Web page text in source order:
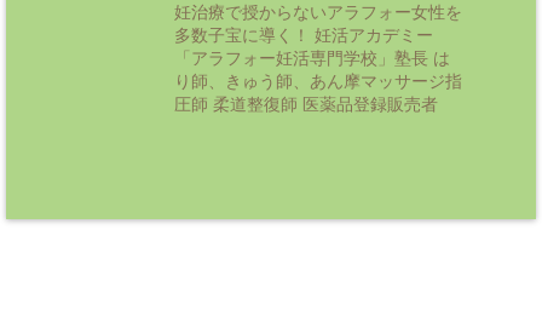
妊治療で授からないアラフォー女性を
多数子宝に導く！ 妊活アカデミー
「アラフォー妊活専門学校」塾長 は
り師、きゅう師、あん摩マッサージ指
圧師 柔道整復師 医薬品登録販売者